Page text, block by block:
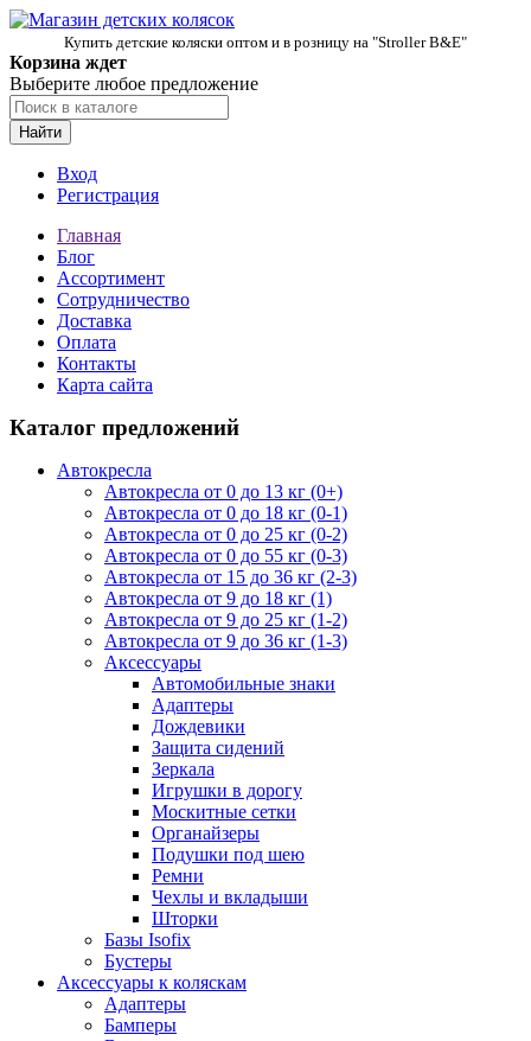
Купить детские коляски оптом и в розницу на "Stroller B&E"
Корзина ждет
Выберите любое предложение
Найти
Вход
Регистрация
Главная
Блог
Ассортимент
Сотрудничество
Доставка
Оплата
Контакты
Карта сайта
Каталог предложений
Автокресла
Автокресла от 0 до 13 кг (0+)
Автокресла от 0 до 18 кг (0-1)
Автокресла от 0 до 25 кг (0-2)
Автокресла от 0 до 55 кг (0-3)
Автокресла от 15 до 36 кг (2-3)
Автокресла от 9 до 18 кг (1)
Автокресла от 9 до 25 кг (1-2)
Автокресла от 9 до 36 кг (1-3)
Аксессуары
Автомобильные знаки
Адаптеры
Дождевики
Защита сидений
Зеркала
Игрушки в дорогу
Москитные сетки
Органайзеры
Подушки под шею
Ремни
Чехлы и вкладыши
Шторки
Базы Isofix
Бустеры
Аксессуары к коляскам
Адаптеры
Бамперы